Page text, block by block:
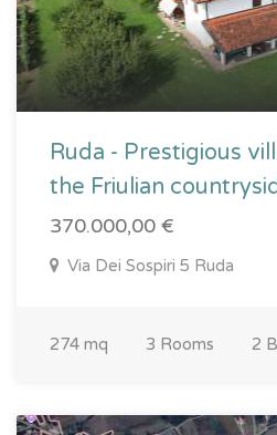
Ruda - Prestigious
the Friulian
370.000,00 €
Via Dei Sospiri 5 Ruda
274 mq 3 Rooms 2